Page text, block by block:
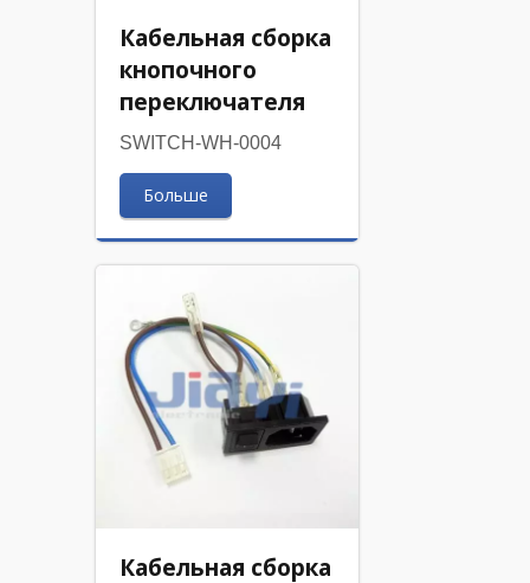
Кабельная сборка
кнопочного
переключателя
SWITCH-WH-0004
Больше
Кабельная сборка